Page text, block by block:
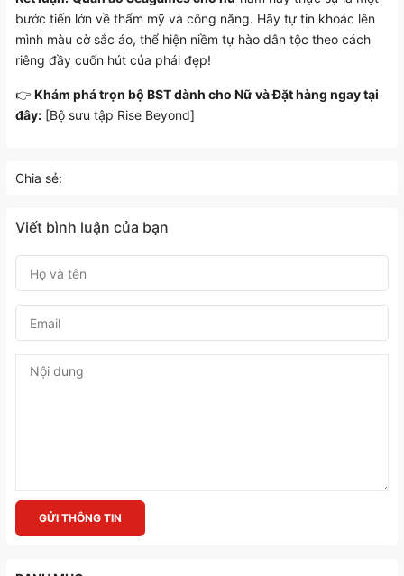
bước tiến lớn về thẩm mỹ và công năng. Hãy tự tin khoác lên
mình màu cờ sắc áo, thể hiện niềm tự hào dân tộc theo cách
riêng đầy cuốn hút của phái đẹp!
👉 Khám phá trọn bộ BST dành cho Nữ và Đặt hàng ngay tại
đây: [Bộ sưu tập Rise Beyond]
Chia sẻ:
Viết bình luận của bạn
GỬI THÔNG TIN